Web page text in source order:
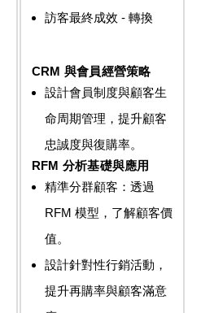
訪客最終成效 - 轉換
CRM 與會員經營策略
設計會員制度與顧客生
命周期管理，提升顧客
忠誠度與復購率。
RFM 分析基礎與應用
精準分群顧客：透過
RFM 模型，了解顧客價
值。
設計針對性行銷活動，
提升再購率與顧客滿意